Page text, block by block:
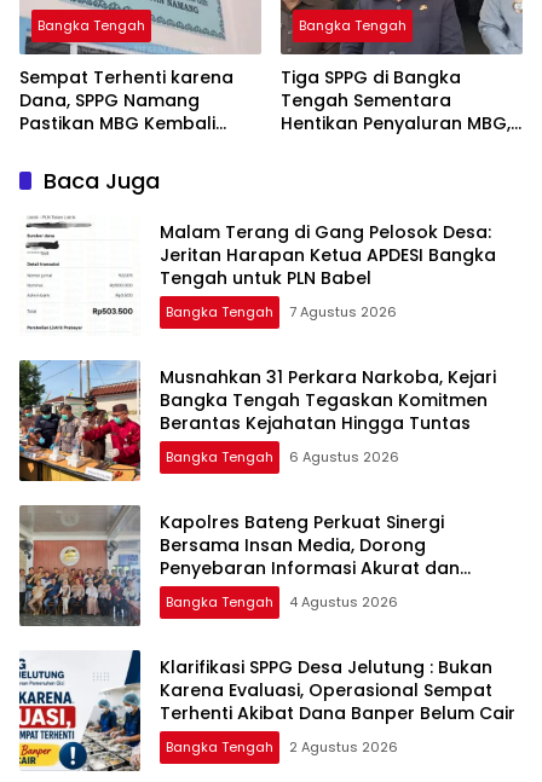
Bangka Tengah
‎Sempat Terhenti karena
Dana, SPPG Namang
Pastikan MBG Kembali
Bangka Tengah
‎Tiga SPPG di Bangka
Tengah Sementara
Hentikan Penyaluran MBG,
Baca Juga
Malam Terang di Gang Pelosok Desa:
Jeritan Harapan Ketua APDESI Bangka
Tengah untuk PLN Babel
Bangka Tengah 7 Agustus 2026
Musnahkan 31 Perkara Narkoba, Kejari
Bangka Tengah Tegaskan Komitmen
Berantas Kejahatan Hingga Tuntas
Bangka Tengah 6 Agustus 2026
‎Kapolres Bateng Perkuat Sinergi
Bersama Insan Media, Dorong
Penyebaran Informasi Akurat dan
Layanan Polri 110
Bangka Tengah 4 Agustus 2026
‎Klarifikasi SPPG Desa Jelutung : Bukan
Karena Evaluasi, Operasional Sempat
Terhenti Akibat Dana Banper Belum Cair
Bangka Tengah 2 Agustus 2026